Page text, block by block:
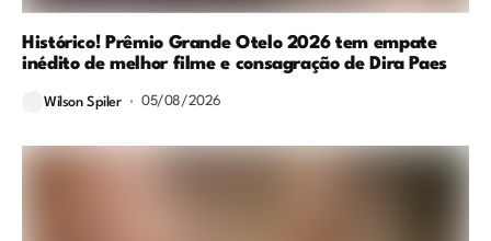
Histórico! Prêmio Grande Otelo 2026 tem empate
inédito de melhor filme e consagração de Dira Paes
Wilson Spiler 05/08/2026